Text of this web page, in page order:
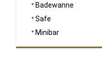
Badewanne
Safe
Minibar